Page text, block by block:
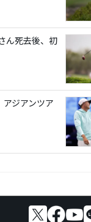
ん死去後、初
ジアンツア